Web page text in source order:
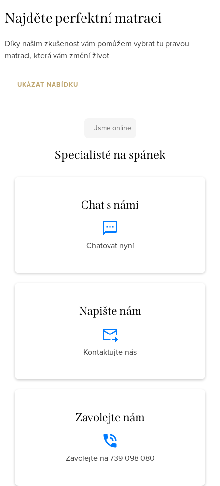
Najděte perfektní matraci
Díky našim zkušenost vám pomůžem vybrat tu pravou
matraci, která vám změní život.
UKÁZAT NABÍDKU
Jsme online
Specialisté na spánek
Chat s námi
Chatovat nyní
Napište nám
Kontaktujte nás
Zavolejte nám
Zavolejte na 739 098 080